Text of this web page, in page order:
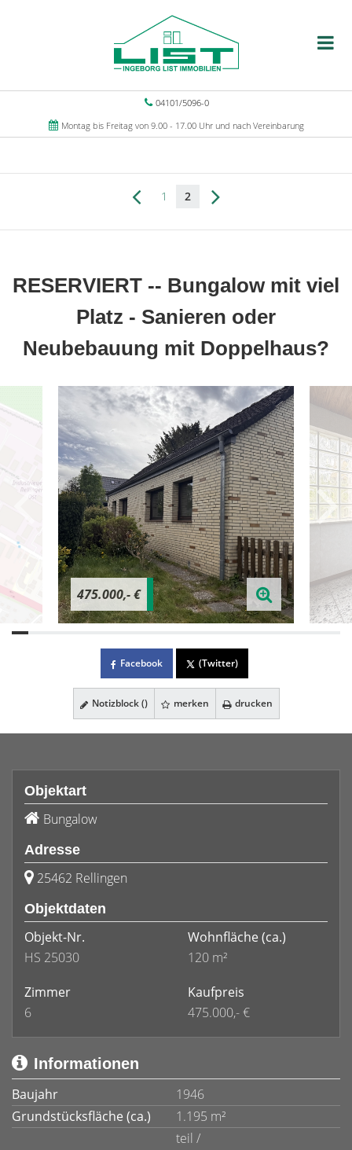
04101/5096-0
Montag bis Freitag von 9.00 - 17.00 Uhr und nach Vereinbarung
1 2
RESERVIERT -- Bungalow mit viel
Platz - Sanieren oder
Neubebauung mit Doppelhaus?
475.000,- €
Facebook (Twitter)
Notizblock () merken drucken
Objektart
Bungalow
Adresse
25462 Rellingen
Objektdaten
Objekt-Nr.
HS 25030
Wohnfläche (ca.)
120 m²
Zimmer
6
Kaufpreis
475.000,- €
Informationen
Baujahr
1946
Grundstücksfläche (ca.)
1.195 m²
teil /